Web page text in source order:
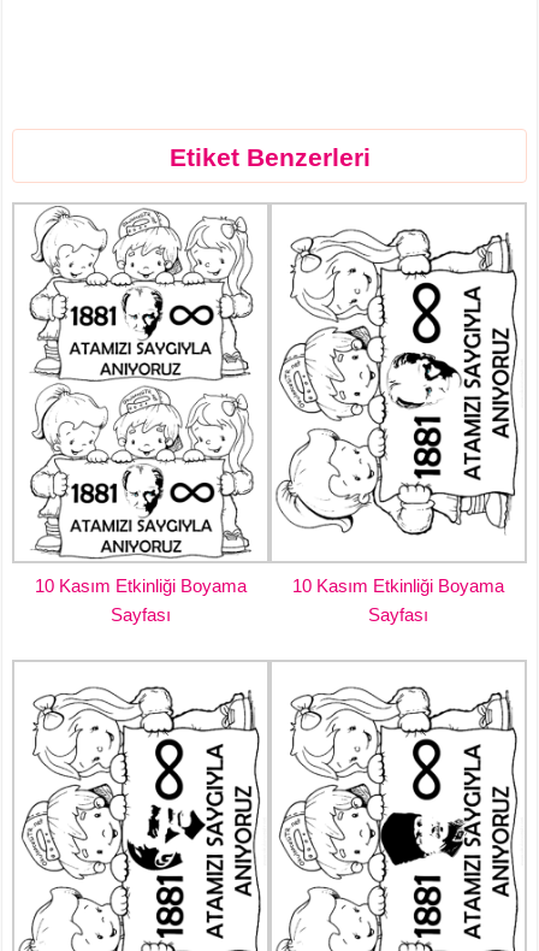
Etiket Benzerleri
10 Kasım Etkinliği Boyama
Sayfası
10 Kasım Etkinliği Boyama
Sayfası